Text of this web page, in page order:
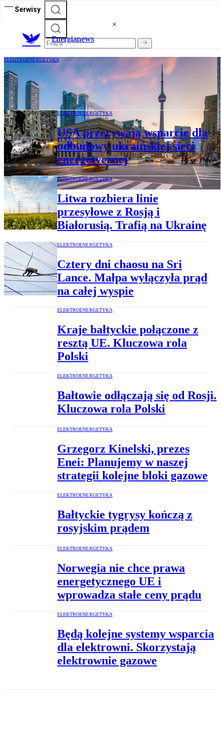
Serwisy
Energianews
ELEKTROENERGETYKA
Premier Ontario grozi USA odcięciem
prądu. „Dostaną podwójny cios”
ELEKTROENERGETYKA
USA przerywają wsparcie dla
odbudowy ukraińskiej sieci
energetycznej
ELEKTROENERGETYKA
Litwa rozbiera linie
przesyłowe z Rosją i
Białorusią. Trafią na Ukrainę
ELEKTROENERGETYKA
Cztery dni chaosu na Sri
Lance. Małpa wyłączyła prąd
na całej wyspie
ELEKTROENERGETYKA
Kraje bałtyckie połączone z
resztą UE. Kluczowa rola
Polski
ELEKTROENERGETYKA
Bałtowie odłączają się od Rosji.
Kluczowa rola Polski
ELEKTROENERGETYKA
Grzegorz Kinelski, prezes
Enei: Planujemy w naszej
strategii kolejne bloki gazowe
ELEKTROENERGETYKA
Bałtyckie tygrysy kończą z
rosyjskim prądem
ELEKTROENERGETYKA
Norwegia nie chce prawa
energetycznego UE i
wprowadza stałe ceny prądu
ELEKTROENERGETYKA
Będą kolejne systemy wsparcia
dla elektrowni. Skorzystają
elektrownie gazowe